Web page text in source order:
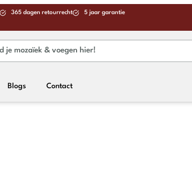
365 dagen retourrecht 5 jaar garantie
Blogs Contact